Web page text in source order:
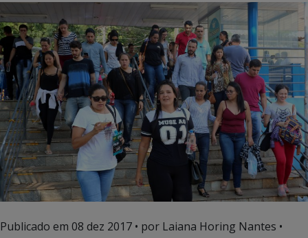
Publicado em 08 dez 2017 • por Laiana Horing Nantes •